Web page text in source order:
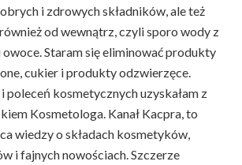
i zdrowych składników, ale też
od wewnątrz, czyli sporo wody z
Staram się eliminować produkty
cukier i produkty odzwierzęce.
poleceń kosmetycznych uzyskałam z
Kosmetologa. Kanał Kacpra, to
wiedzy o składach kosmetyków,
i fajnych nowościach. Szczerze